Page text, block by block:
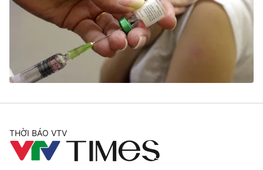
Theo dõi báo trên
Cơ quan chủ quản:Đài Truyền hình Việt Nam
Cơ quan báo chí:
Thời báo VTV
Giấy phép hoạt động báo in và báo điện tử số 483/GP-BTTTT
Phó Tổng Biên tập:
Nguyễn Trọng Ninh
Tổng đài VTV:
024.38 355 931 - 024.38 355 932
THỜI BÁO VTV